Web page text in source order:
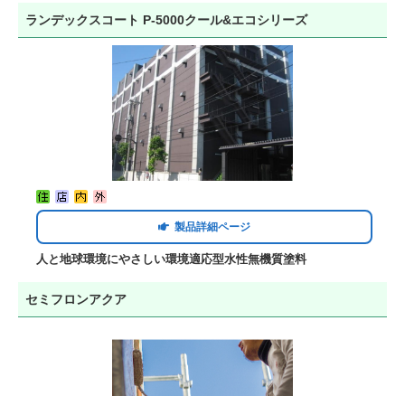
ランデックスコート P-5000クール&エコシリーズ
製品詳細ページ
人と地球環境にやさしい環境適応型水性無機質塗料
セミフロンアクア